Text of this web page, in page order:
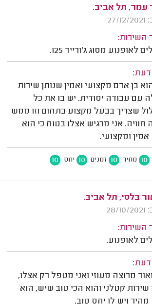
עמר, תל אביב.
השירות:
לאופנוע מסוג ג'ורייד 125.
דעת:
הוא בן אדם מקצועי ואמין שנותן שירות
עם עבודה יסודית. יש בו את כל
שצריך בבעל מקצוע בתחום וזו ממש
חוויה. אני מרגיש אצלו בטוח כי הוא
ומקצועי.
10 מחיר 10 זמנים 10 יחס 10
בלסי, תל אביב.
השירות:
לאופנוע.
דעת:
מרוצה מעוזי ואני מטפל רק אצלו,
שירות קטלני והוא הכי טוב שיש, הוא
ויש לו יחס טוב.